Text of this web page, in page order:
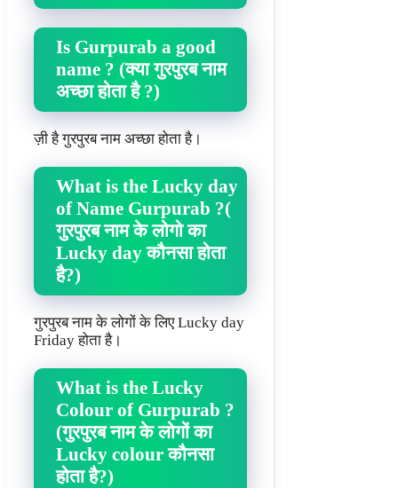
Is Gurpurab a good
name ? (क्या गुरपुरब नाम
अच्छा होता है ?)
ज़ी है गुरपुरब नाम अच्छा होता है।
What is the Lucky day
of Name Gurpurab ?(
गुरपुरब नाम के लोगो का
Lucky day कौनसा होता
है?)
गुरपुरब नाम के लोगों के लिए Lucky day
Friday होता है।
What is the Lucky
Colour of Gurpurab ?
(गुरपुरब नाम के लोगों का
Lucky colour कौनसा
होता है?)